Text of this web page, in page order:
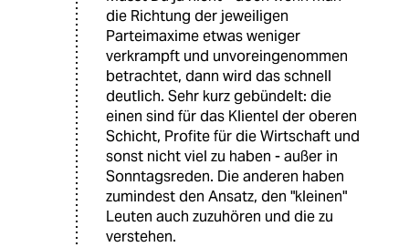
die Richtung der jeweiligen
Parteimaxime etwas weniger
verkrampft und unvoreingenommen
betrachtet, dann wird das schnell
deutlich. Sehr kurz gebündelt: die
einen sind für das Klientel der oberen
Schicht, Profite für die Wirtschaft und
sonst nicht viel zu haben - außer in
Sonntagsreden. Die anderen haben
zumindest den Ansatz, den "kleinen"
Leuten auch zuzuhören und die zu
verstehen.